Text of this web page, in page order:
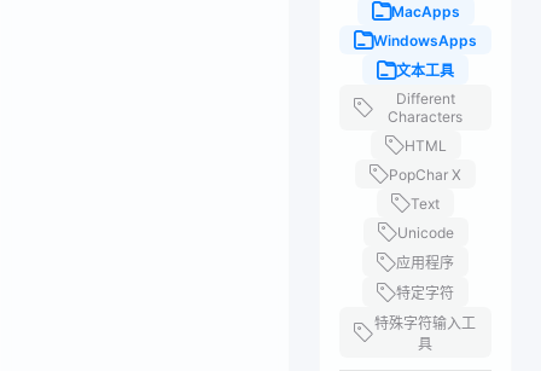
MacApps
WindowsApps
文本工具
Different
Characters
HTML
PopChar X
Text
Unicode
应用程序
特定字符
特殊字符输入工
具